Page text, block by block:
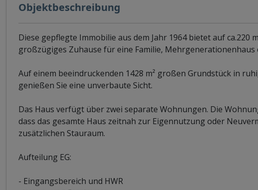
Objektbeschreibung
Diese gepflegte Immobilie aus dem Jahr 1964 bietet auf
großzügiges Zuhause für eine Familie, Mehrgenerationenhaus
Auf einem beeindruckenden 1428 m² großen Grundstück in
genießen Sie eine unverbaute Sicht.
Das Haus verfügt über zwei separate Wohnungen. Die
dass das gesamte Haus zeitnah zur Eigennutzung oder
zusätzlichen Stauraum.
Aufteilung EG:
- Eingangsbereich und HWR